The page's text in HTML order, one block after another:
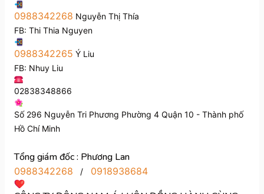
0988342268 Nguyễn Thị Thía
FB: Thi Thia Nguyen
0988342265 Ý Liu
FB: Nhuy Liu
02838348866
Số 296 Nguyễn Tri Phương Phường 4 Quận 10 - Thành phố
Hồ Chí Minh
Tổng giám đốc : Phương Lan
0988342268 / 0918938684